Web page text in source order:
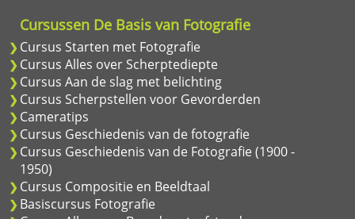
Cursussen De Basis van Fotografie
Cursus Starten met Fotografie
Cursus Alles over Scherptediepte
Cursus Aan de slag met belichting
Cursus Scherpstellen voor Gevorderden
Cameratips
Cursus Geschiedenis van de fotografie
Cursus Geschiedenis van de Fotografie (1900 -
1950)
Cursus Compositie en Beeldtaal
Basiscursus Fotografie